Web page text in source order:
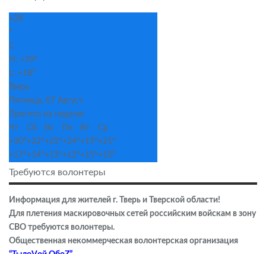
+28
°
C
H: +29°
L: +18°
Тверь
Пятница, 07 Август
Прогноз на неделю
Чт
Сб Вс Пн Вт
Ср
+30°+22°+22°+24°+19°+21°
+17°+14°+13°+12°+15°+10°
Требуются волонтеры
Информация для жителей г. Тверь и Тверской области!
Для плетения маскировочных сетей российским войскам в зону
СВО требуются волонтеры.
Общественная некоммерческая волонтерская организация